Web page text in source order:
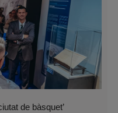
de bàsquet’